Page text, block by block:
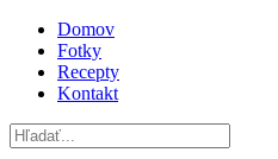
Domov
Fotky
Recepty
Kontakt